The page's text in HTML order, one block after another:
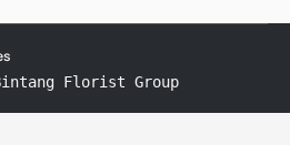
Florist Group